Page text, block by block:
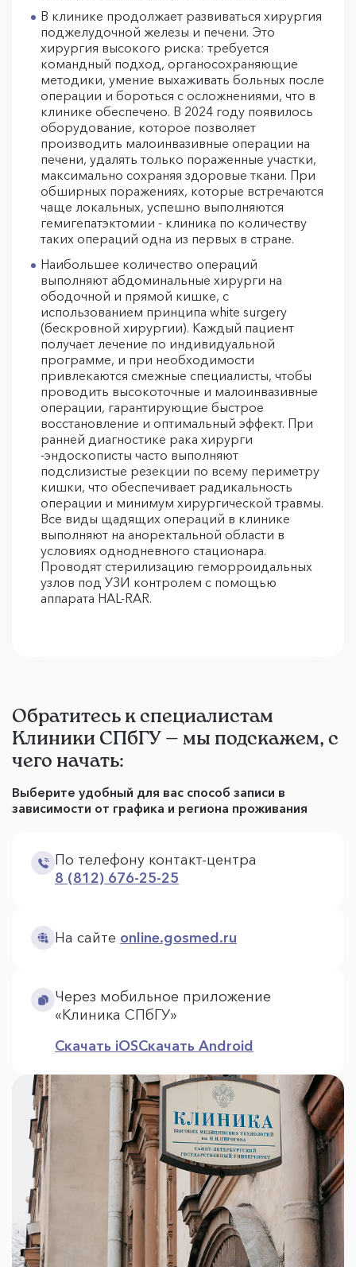
В клинике продолжает развиваться хирургия
поджелудочной железы и печени. Это
хирургия высокого риска: требуется
командный подход, органосохраняющие
методики, умение выхаживать больных после
операции и бороться с осложнениями, что в
клинике обеспечено. В 2024 году появилось
оборудование, которое позволяет
производить малоинвазивные операции на
печени, удалять только пораженные участки,
максимально сохраняя здоровые ткани. При
обширных поражениях, которые встречаются
чаще локальных, успешно выполняются
гемигепатэктомии - клиника по количеству
таких операций одна из первых в стране.
Наибольшее количество операций
выполняют абдоминальные хирурги на
ободочной и прямой кишке, с
использованием принципа white surgery
(бескровной хирургии). Каждый пациент
получает лечение по индивидуальной
программе, и при необходимости
привлекаются смежные специалисты, чтобы
проводить высокоточные и малоинвазивные
операции, гарантирующие быстрое
восстановление и оптимальный эффект. При
ранней диагностике рака хирурги
-эндоскописты часто выполняют
подслизистые резекции по всему периметру
кишки, что обеспечивает радикальность
операции и минимум хирургической травмы.
Все виды щадящих операций в клинике
выполняют на аноректальной области в
условиях однодневного стационара.
Проводят стерилизацию геморроидальных
узлов под УЗИ контролем с помощью
аппарата HAL-RAR.
Обратитесь к специалистам
Клиники СПбГУ — мы подскажем, с
чего начать:
Выберите удобный для вас способ записи в
зависимости от графика и региона проживания
По телефону контакт-центра
8 (812) 676-25-25
На сайте online.gosmed.ru
Через мобильное приложение
«Клиника СПбГУ»
Скачать iOSСкачать Android